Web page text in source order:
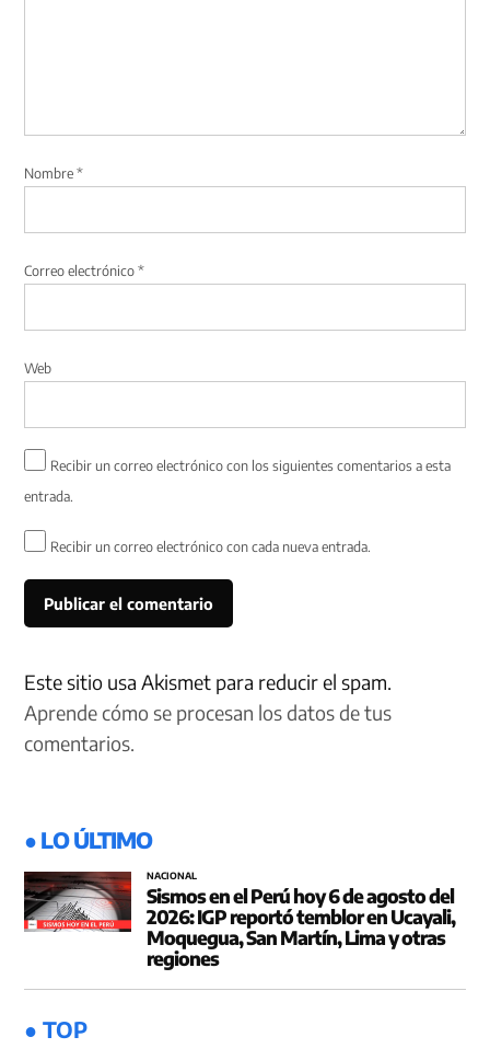
Nombre*
Correo electrónico*
Web
Recibir un correo electrónico con los siguientes comentarios a esta
entrada.
Recibir un correo electrónico con cada nueva entrada.
Este sitio usa Akismet para reducir el spam.
Aprende cómo se procesan los datos de tus
comentarios.
● LO ÚLTIMO
NACIONAL
Sismos en el Perú hoy 6 de agosto del
2026: IGP reportó temblor en Ucayali,
Moquegua, San Martín, Lima y otras
regiones
● TOP